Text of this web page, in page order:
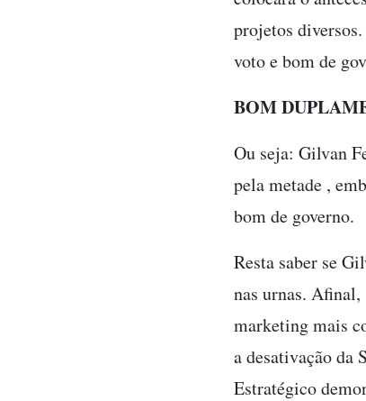
projetos
voto e bom de
BOM
Ou seja: Gilvan
pela metade ,
bom de governo.
Resta saber se
nas urnas.
marketing mais
a desativação da
Estratégico